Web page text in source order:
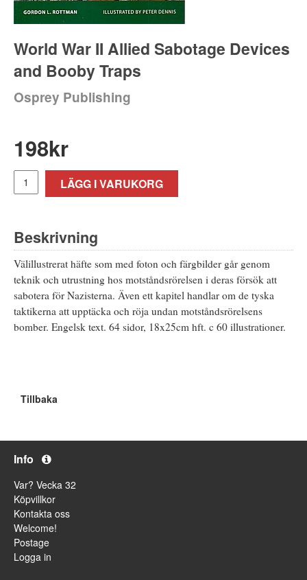
World War II Allied Sabotage Devices
and Booby Traps
Osprey Publishing
198kr
LÄGG I VARUKORG
Beskrivning
Välillustrerat häfte som med foton och färgbilder går genom
teknik och utrustning hos motståndsrörelsen i deras försök att
sabotera för Nazisterna. Även ett kapitel handlar om de tyska
taktikerna att upptäcka och röja undan motståndsrörelsens
bomber. Engelsk text. 64 sidor, 18x25cm hft. c 60 illustrationer.
Tillbaka
Info
Var? Vecka 32
Köpvillkor
Kontakta oss
Welcome!
Postage
Logga in